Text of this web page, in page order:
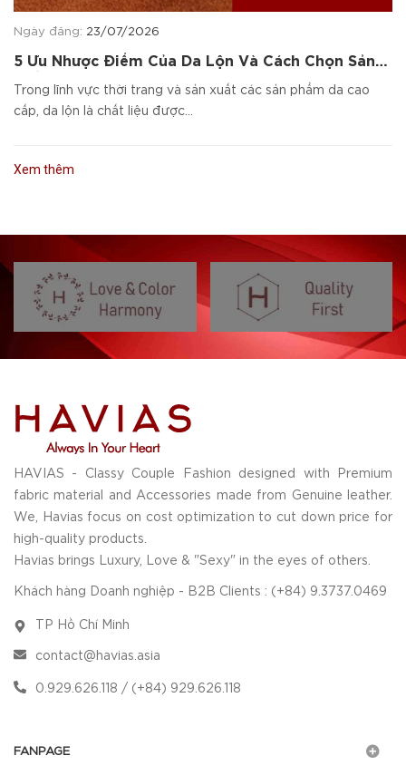
Ngày đăng: 23/07/2026
5 Ưu Nhược Điểm Của Da Lộn Và Cách Chọn Sản
Trong lĩnh vực thời trang và sản xuất các sản phẩm da cao
cấp, da lộn là chất liệu được...
Xem thêm
HAVIAS - Classy Couple Fashion designed with Premium
fabric material and Accessories made from Genuine leather.
We, Havias focus on cost optimization to cut down price for
high-quality products.
Havias brings Luxury, Love & "Sexy" in the eyes of others.
Khách hàng Doanh nghiệp - B2B Clients : (+84) 9.3737.0469
TP Hồ Chí Minh
contact@havias.asia
0.929.626.118 / (+84) 929.626.118
FANPAGE